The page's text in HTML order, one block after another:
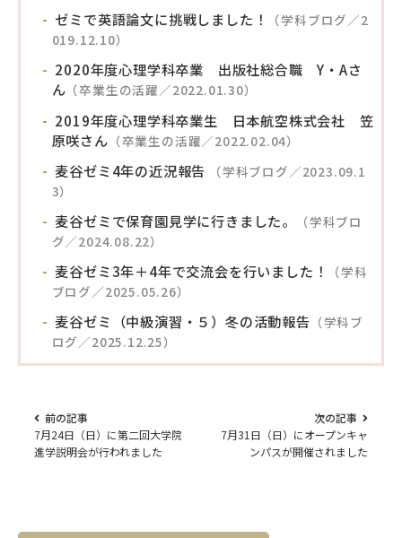
ゼミで英語論文に挑戦しました！
（学科ブログ／2
019.12.10）
2020年度心理学科卒業 出版社総合職 Y・Aさ
ん （卒業生の活躍／2022.01.30）
2019年度心理学科卒業生 日本航空株式会社 笠
原咲さん （卒業生の活躍／2022.02.04）
麦谷ゼミ4年の近況報告
（学科ブログ／2023.09.1
3）
麦谷ゼミで保育園見学に行きました。
（学科ブロ
グ／2024.08.22）
麦谷ゼミ3年＋4年で交流会を行いました！
（学科
ブログ／2025.05.26）
麦谷ゼミ（中級演習・５）冬の活動報告 （学科ブ
ログ／2025.12.25）
前の記事
7月24日（日）に第二回大学院
進学説明会が行われました
次の記事
7月31日（日）にオープンキャ
ンパスが開催されました